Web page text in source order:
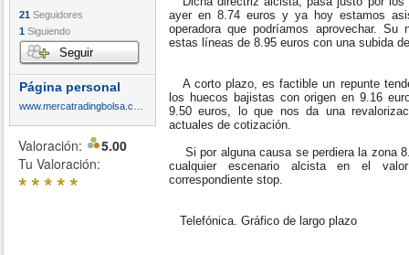
21 Seguidores
1 Siguiendo
Seguir
Página personal
Valoración:
5.00
Tu Valoración:
*****
ayer en 8.74 euros y ya hoy estamos
operadora que podríamos aprovechar.
estas líneas de 8.95 euros con una subida
A corto plazo, es factible un repunte
los huecos bajistas con origen en 9.16
9.50 euros, lo que nos da una
actuales de cotización.
Si por alguna causa se perdiera la zona
cualquier escenario alcista en el
correspondiente stop.
Telefónica. Gráfico de largo plazo